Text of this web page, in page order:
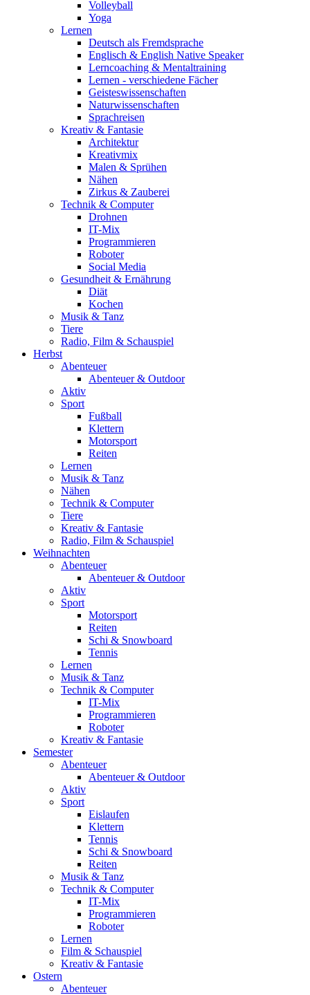
Volleyball
Yoga
Lernen
Deutsch als Fremdsprache
Englisch & English Native Speaker
Lerncoaching & Mentaltraining
Lernen - verschiedene Fächer
Geisteswissenschaften
Naturwissenschaften
Sprachreisen
Kreativ & Fantasie
Architektur
Kreativmix
Malen & Sprühen
Nähen
Zirkus & Zauberei
Technik & Computer
Drohnen
IT-Mix
Programmieren
Roboter
Social Media
Gesundheit & Ernährung
Diät
Kochen
Musik & Tanz
Tiere
Radio, Film & Schauspiel
Herbst
Abenteuer
Abenteuer & Outdoor
Aktiv
Sport
Fußball
Klettern
Motorsport
Reiten
Lernen
Musik & Tanz
Nähen
Technik & Computer
Tiere
Kreativ & Fantasie
Radio, Film & Schauspiel
Weihnachten
Abenteuer
Abenteuer & Outdoor
Aktiv
Sport
Motorsport
Reiten
Schi & Snowboard
Tennis
Lernen
Musik & Tanz
Technik & Computer
IT-Mix
Programmieren
Roboter
Kreativ & Fantasie
Semester
Abenteuer
Abenteuer & Outdoor
Aktiv
Sport
Eislaufen
Klettern
Tennis
Schi & Snowboard
Reiten
Musik & Tanz
Technik & Computer
IT-Mix
Programmieren
Roboter
Lernen
Film & Schauspiel
Kreativ & Fantasie
Ostern
Abenteuer